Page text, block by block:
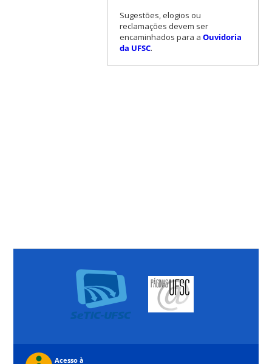
Sugestões, elogios ou
reclamações devem ser
encaminhados para a Ouvidoria
da UFSC.